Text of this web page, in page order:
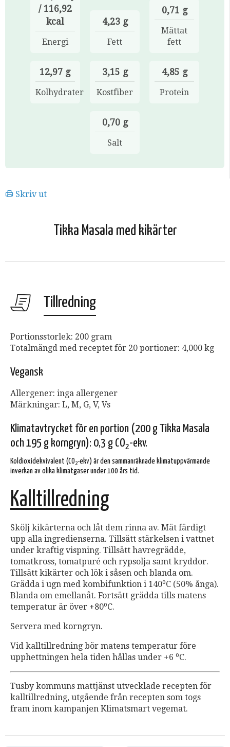
/ 116,92
kcal
Energi
4,23 g
Fett
0,71 g
Mättat
fett
12,97 g
Kolhydrater
3,15 g
Kostfiber
4,85 g
Protein
0,70 g
Salt
Skriv ut
Tikka Masala med kikärter
Tillredning
Portionsstorlek: 200 gram
Totalmängd med receptet för 20 portioner: 4,000 kg
Vegansk
Allergener: inga allergener
Märkningar: L, M, G, V, Vs
Klimatavtrycket för en portion (200 g Tikka Masala
och 195 g korngryn): 0,3 g CO2-ekv.
Koldioxidekvivalent (CO2-ekv) är den sammanräknade klimatuppvärmande
inverkan av olika klimatgaser under 100 års tid.
Kalltillredning
Skölj kikärterna och låt dem rinna av. Mät färdigt
upp alla ingredienserna. Tillsätt stärkelsen i vattnet
under kraftig vispning. Tillsätt havregrädde,
tomatkross, tomatpuré och rypsolja samt kryddor.
Tillsätt kikärter och lök i såsen och blanda om.
Grädda i ugn med kombifunktion i 140oC (50% ånga).
Blanda om emellanåt. Fortsätt grädda tills matens
temperatur är över +80oC.
Servera med korngryn.
Vid kalltillredning bör matens temperatur före
upphettningen hela tiden hållas under +6 oC.
Tusby kommuns mattjänst utvecklade recepten för
kalltillredning, utgående från recepten som togs
fram inom kampanjen Klimatsmart vegemat.